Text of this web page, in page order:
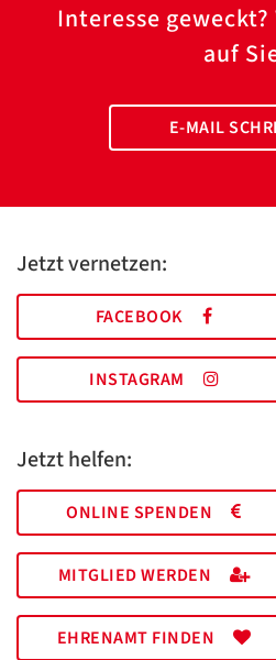
Interesse
auf
E-MAIL
Jetzt vernetzen:
FACEBOOK
INSTAGRAM
Jetzt helfen:
ONLINE SPENDEN
MITGLIED WERDEN
EHRENAMT FINDEN